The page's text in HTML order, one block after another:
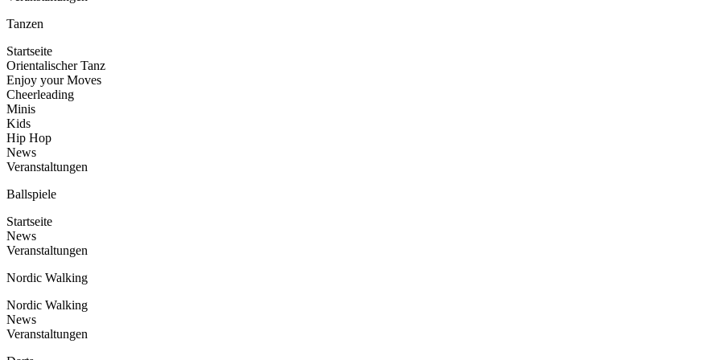
Tanzen
Startseite
Orientalischer Tanz
Enjoy your Moves
Cheerleading
Minis
Kids
Hip Hop
News
Veranstaltungen
Ballspiele
Startseite
News
Veranstaltungen
Nordic Walking
Nordic Walking
News
Veranstaltungen